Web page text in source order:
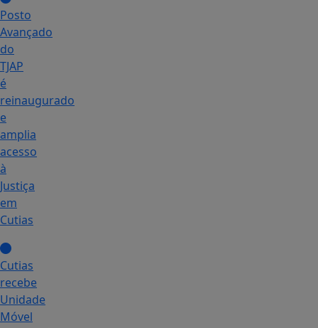
Posto
Avançado
do
TJAP
é
reinaugurado
e
amplia
acesso
à
Justiça
em
Cutias
Cutias
recebe
Unidade
Móvel